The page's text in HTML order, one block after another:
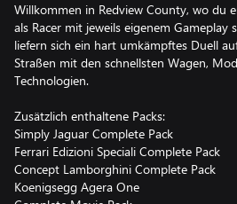
Willkommen in Redview County, wo du
als Racer mit jeweils eigenem Gameplay
liefern sich ein hart umkämpftes Duell
Straßen mit den schnellsten Wagen,
Technologien.
Zusätzlich enthaltene Packs:
Simply Jaguar Complete Pack
Ferrari Edizioni Speciali Complete Pack
Concept Lamborghini Complete Pack
Koenigsegg Agera One